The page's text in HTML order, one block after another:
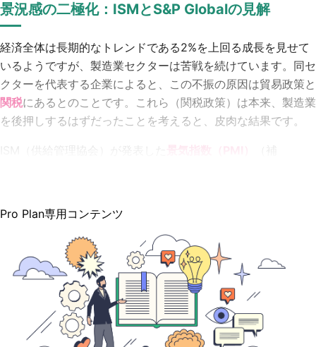
景況感の二極化：ISMとS&P Globalの見解
経済全体は長期的なトレンドである2%を上回る成長を見せて
いるようですが、製造業セクターは苦戦を続けています。同セ
クターを代表する企業によると、この不振の原因は貿易政策と
関税にあるとのことです。これら（関税政策）は本来、製造業
を後押しするはずだったことを考えると、皮肉な結果です。
ISM（供給管理協会）が発表した 景気指数（PMI）
Pro Plan専用コンテンツ